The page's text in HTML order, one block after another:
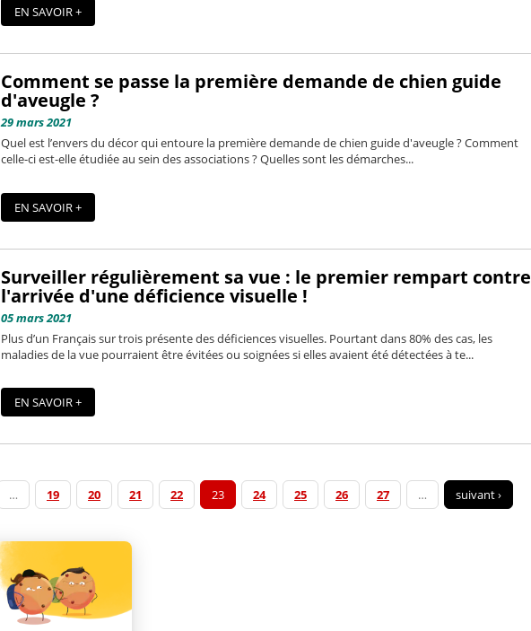
EN SAVOIR +
Comment se passe la première demande de chien guide
d'aveugle ?
29 mars 2021
Quel est l’envers du décor qui entoure la première demande de chien guide d'aveugle ? Comment
celle-ci est-elle étudiée au sein des associations ? Quelles sont les démarches...
EN SAVOIR +
Surveiller régulièrement sa vue : le premier rempart contre
l'arrivée d'une déficience visuelle !
05 mars 2021
Plus d’un Français sur trois présente des déficiences visuelles. Pourtant dans 80% des cas, les
maladies de la vue pourraient être évitées ou soignées si elles avaient été détectées à te...
EN SAVOIR +
… 19 20 21 22 23 24 25 26 27 …
suivant ›